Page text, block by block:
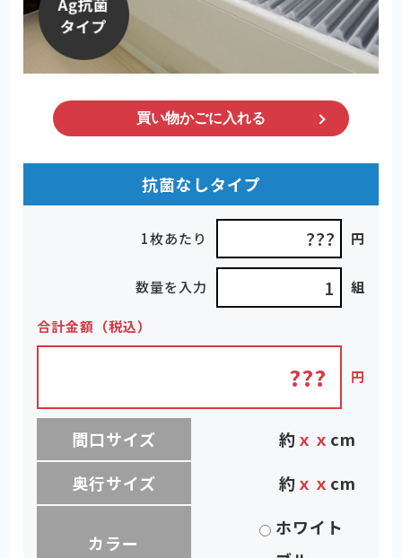
抗菌なしタイプ
1枚あたり ??? 円
数量を入力 組
合計金額（税込）
??? 円
間口サイズ 約ｘｘ cm
奥行サイズ
約ｘｘ cm
カラー
ホワイト